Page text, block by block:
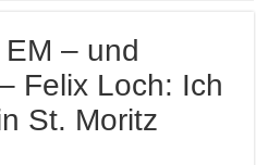
– und
Felix Loch: Ich
St. Moritz